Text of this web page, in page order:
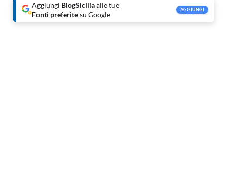
Aggiungi BlogSiciliaalle tue
Fonti preferitesu Google
AGGIUNGI